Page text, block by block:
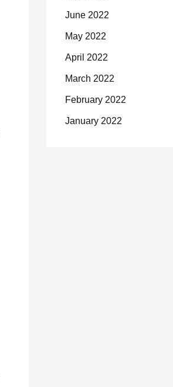
June 2022
May 2022
April 2022
March 2022
February 2022
January 2022